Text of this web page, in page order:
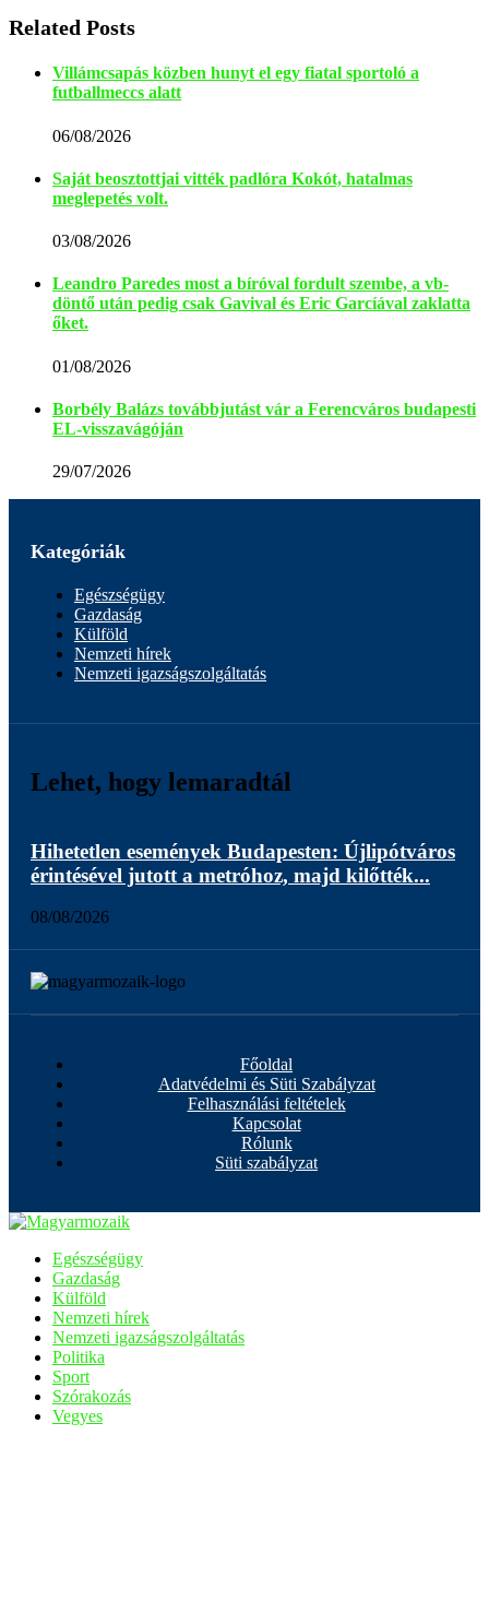
Related Posts
Villámcsapás közben hunyt el egy fiatal sportoló a
futballmeccs alatt
06/08/2026
Saját beosztottjai vitték padlóra Kokót, hatalmas
meglepetés volt.
03/08/2026
Leandro Paredes most a bíróval fordult szembe, a vb-
döntő után pedig csak Gavival és Eric Garcíával zaklatta
őket.
01/08/2026
Borbély Balázs továbbjutást vár a Ferencváros budapesti
EL-visszavágóján
29/07/2026
Kategóriák
Egészségügy
Gazdaság
Külföld
Nemzeti hírek
Nemzeti igazságszolgáltatás
Lehet, hogy lemaradtál
Hihetetlen események Budapesten: Újlipótváros
érintésével jutott a metróhoz, majd kilőtték...
08/08/2026
Főoldal
Adatvédelmi és Süti Szabályzat
Felhasználási feltételek
Kapcsolat
Rólunk
Süti szabályzat
Egészségügy
Gazdaság
Külföld
Nemzeti hírek
Nemzeti igazságszolgáltatás
Politika
Sport
Szórakozás
Vegyes